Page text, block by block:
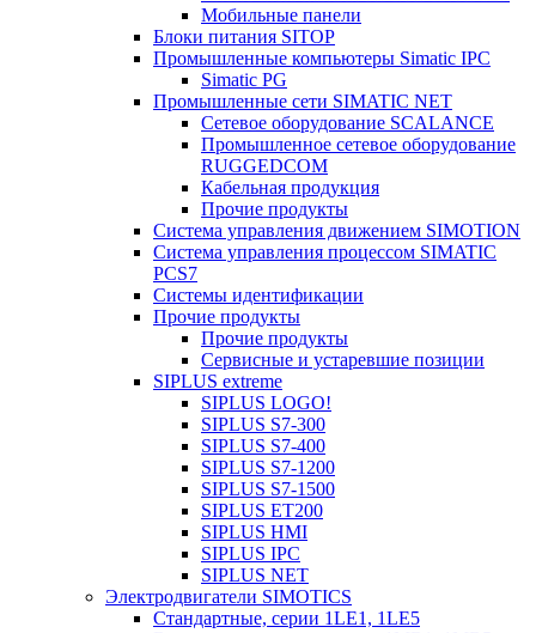
Мобильные панели
Блоки питания SITOP
Промышленные компьютеры Simatic IPC
Simatic PG
Промышленные сети SIMATIC NET
Сетевое оборудование SCALANCE
Промышленное сетевое оборудование
RUGGEDCOM
Кабельная продукция
Прочие продукты
Система управления движением SIMOTION
Система управления процессом SIMATIC
PCS7
Системы идентификации
Прочие продукты
Прочие продукты
Сервисные и устаревшие позиции
SIPLUS extreme
SIPLUS LOGO!
SIPLUS S7-300
SIPLUS S7-400
SIPLUS S7-1200
SIPLUS S7-1500
SIPLUS ET200
SIPLUS HMI
SIPLUS IPC
SIPLUS NET
Электродвигатели SIMOTICS
Стандартные, серии 1LE1, 1LE5